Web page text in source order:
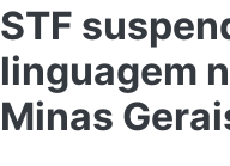
STF
linguagem
Minas